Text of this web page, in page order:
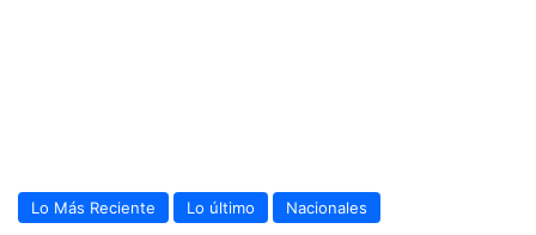
Lo Más Reciente Lo último Nacionales